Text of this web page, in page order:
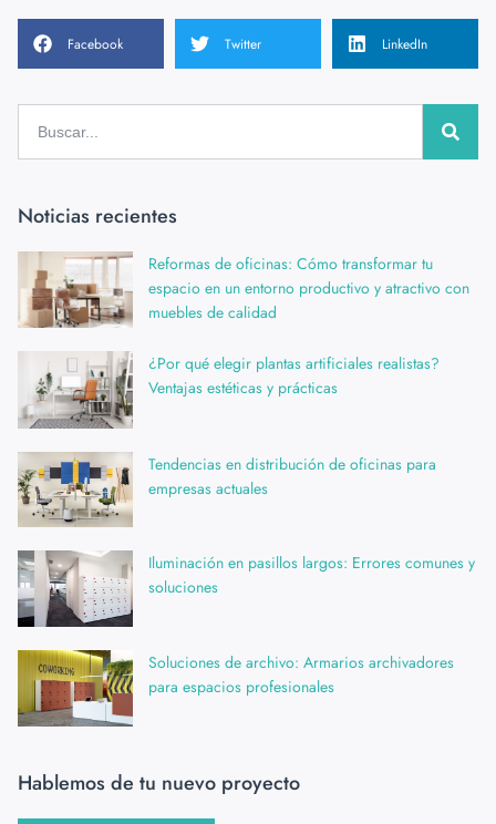
Facebook Twitter LinkedIn
Noticias recientes
Reformas de oficinas: Cómo transformar tu
espacio en un entorno productivo y atractivo con
muebles de calidad
¿Por qué elegir plantas artificiales realistas?
Ventajas estéticas y prácticas
Tendencias en distribución de oficinas para
empresas actuales
Iluminación en pasillos largos: Errores comunes y
soluciones
Soluciones de archivo: Armarios archivadores
para espacios profesionales
Hablemos de tu nuevo proyecto